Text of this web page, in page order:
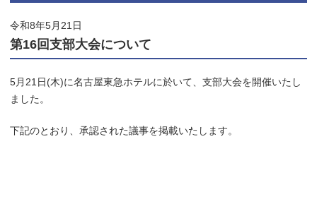
令和8年5月21日
第16回支部大会について
5月21日(木)に名古屋東急ホテルに於いて、支部大会を開催いたし
ました。
下記のとおり、承認された議事を掲載いたします。